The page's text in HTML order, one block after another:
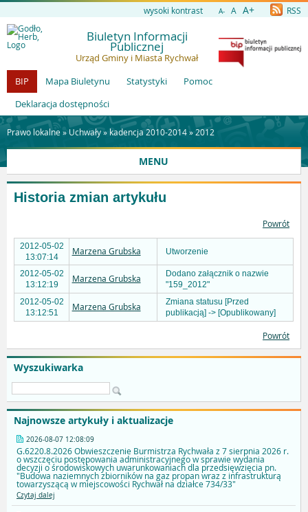
wysoki kontrast A- A A+ RSS
Biuletyn Informacji
Publicznej
Urząd Gminy i Miasta Rychwał
BIP
Mapa Biuletynu Statystyki
Pomoc
Deklaracja dostępności
Prawo lokalne » Uchwały» kadencja 2010-2014» 2012
MENU
Wyszukiwarka
Najnowsze artykuły i aktualizacje
2026-08-07 12:08:09
G.6220.8.2026 Obwieszczenie Burmistrza Rychwała z 7 sierpnia 2026 r.
o wszczęciu postępowania administracyjnego w sprawie wydania
decyzji o środowiskowych uwarunkowaniach dla przedsięwzięcia pn.
"Budowa naziemnych zbiorników na gaz propan wraz z infrastrukturą
towarzyszącą w miejscowości Rychwał na działce 734/33"
Czytaj dalej
Historia zmian artykułu
Powrót
2012-05-02
13:07:14
Marzena Grubska Utworzenie
2012-05-02
13:12:19
Marzena Grubska
Dodano załącznik o nazwie
"159_2012"
2012-05-02
13:12:51
Marzena Grubska
Zmiana statusu [Przed
publikacją] -> [Opublikowany]
Powrót